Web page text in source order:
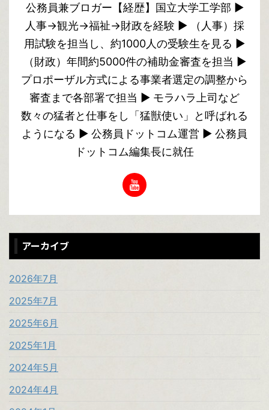
公務員兼ブロガー【経歴】国立大学工学部 ▶︎
人事→観光→福祉→財政を経験 ▶︎ （人事）採
用試験を担当し、約1000人の受験生を見る ▶︎
（財政）年間約5000件の補助金審査を担当 ▶︎
プロポーザル方式による事業者選定の調整から
審査まで各部署で担当 ▶︎ モラハラ上司など
数々の猛者と仕事をし「猛獣使い」と呼ばれる
ようになる ▶︎ 公務員ドットコム運営 ▶︎ 公務員
ドットコム編集長に就任
アーカイブ
2026年7月
2025年7月
2025年6月
2025年1月
2024年5月
2024年4月